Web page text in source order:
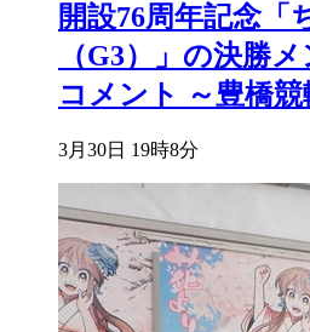
開設76周年記念「
（G3）」の決勝
コメント ～豊橋競
3月30日 19時8分